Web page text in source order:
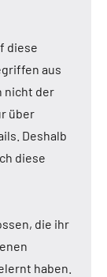
diese
aus
nicht der
über
Deshalb
diese
die ihr
haben.